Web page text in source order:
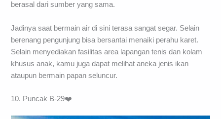
berasal dari sumber yang sama.
Jadinya saat bermain air di sini terasa sangat segar. Selain
berenang pengunjung bisa bersantai menaiki perahu karet.
Selain menyediakan fasilitas area lapangan tenis dan kolam
khusus anak, kamu juga dapat melihat aneka jenis ikan
ataupun bermain papan seluncur.
10. Puncak B-29❤️